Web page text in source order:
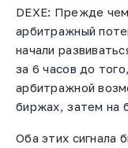
DEXE: Прежде
арбитражный
начали
за 6 часов до
арбитражной
биржах, затем на
Оба этих сигнала